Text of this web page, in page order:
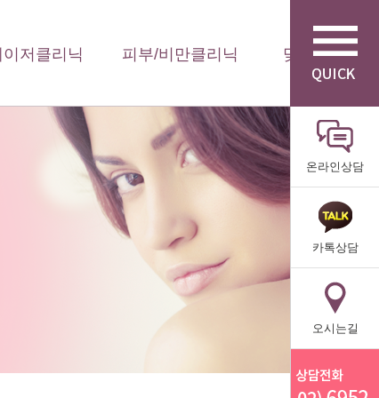
저클리닉 피부/비만클리닉 맞춤형 수액
온라인상담
카톡상담
오시는길